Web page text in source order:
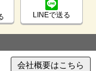
LINEで送る
会社概要はこちら